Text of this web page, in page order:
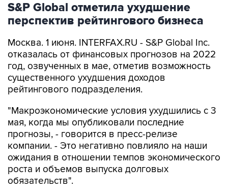
S&P Global отметила ухудшение
перспектив рейтингового бизнеса
Москва. 1 июня. INTERFAX.RU - S&P Global Inc.
отказалась от финансовых прогнозов на 2022
год, озвученных в мае, отметив возможность
существенного ухудшения доходов
рейтингового подразделения.
"Макроэкономические условия ухудшились с 3
мая, когда мы опубликовали последние
прогнозы, - говорится в пресс-релизе
компании. - Это негативно повлияло на наши
ожидания в отношении темпов экономического
роста и объемов выпуска долговых
обязательств".